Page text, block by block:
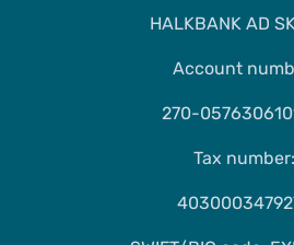
HALKBANK AD
Account
270-
Tax number: